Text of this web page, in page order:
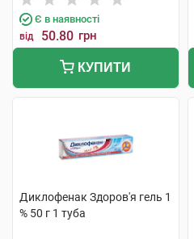
Є в наявності
від 50.80 грн
КУПИТИ
Диклофенак Здоров'я гель 1
% 50 г 1 туба